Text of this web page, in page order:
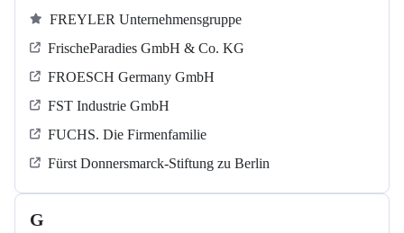
FREYLER Unternehmensgruppe
FrischeParadies GmbH & Co. KG
FROESCH Germany GmbH
FST Industrie GmbH
FUCHS. Die Firmenfamilie
Fürst Donnersmarck-Stiftung zu Berlin
G